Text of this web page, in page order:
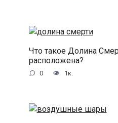
Что такое Долина
расположена?
0 1к.